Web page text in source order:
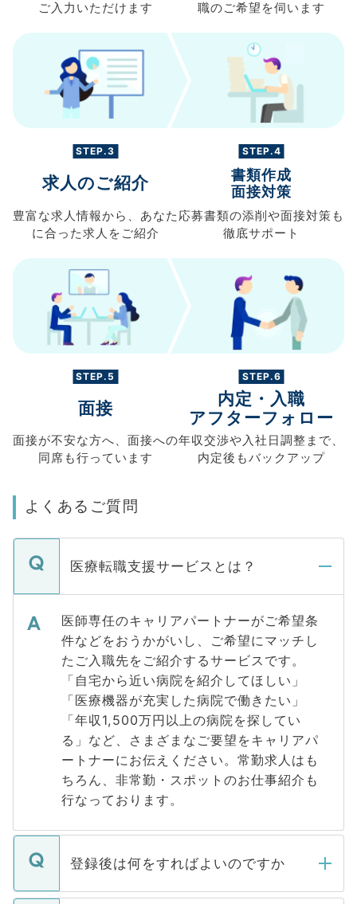
ご入力 いただけます
職のご希望を伺います
STEP.3
求人のご紹介
豊富な求人情報から、 あなた
に合った求人を ご紹介
STEP.4
書類作成
面接対策
応募書類の添削や面接対策も
徹底サポート
STEP.5
面接
面接が不安な方へ、 面接への
同席も行っています
STEP.6
内定・入職
アフターフォロー
年収交渉や入社日調整まで、
内定後もバックアップ
よくあるご質問
医療転職支援サービスとは？
医師専任のキャリアパートナーがご希望条
件などをおうかがいし、ご希望にマッチし
たご入職先をご紹介するサービスです。
「自宅から近い病院を紹介してほしい」
「医療機器が充実した病院で働きたい」
「年収1,500万円以上の病院を探してい
る」など、さまざまなご要望をキャリアパ
ートナーにお伝えください。常勤求人はも
ちろん、非常勤・スポットのお仕事紹介も
行なっております。
登録後は何をすればよいのですか